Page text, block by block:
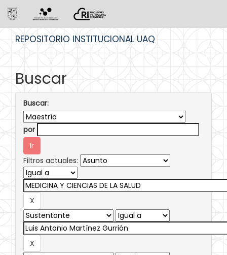
REPOSITORIO INSTITUCIONAL UAQ
Buscar
Buscar:
por
Filtros actuales: